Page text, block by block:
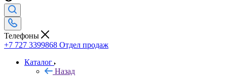
Телефоны
+7 727 3399868 Отдел продаж
Каталог
Назад